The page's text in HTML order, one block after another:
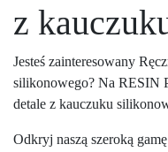
z
Jesteś zainteresowany
silikonowego? Na RESIN
detale z kauczuku
Odkryj naszą szeroką